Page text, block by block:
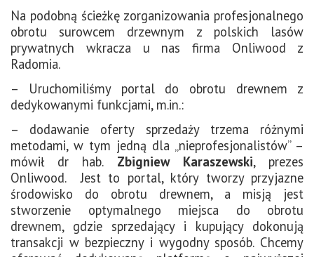
Na podobną ścieżkę zorganizowania profesjonalnego
obrotu surowcem drzewnym z polskich lasów
prywatnych wkracza u nas firma Onliwood z
Radomia.
– Uruchomiliśmy portal do obrotu drewnem z
dedykowanymi funkcjami, m.in.:
– dodawanie oferty sprzedaży trzema różnymi
metodami, w tym jedną dla „nieprofesjonalistów” –
mówił dr hab. Zbigniew Karaszewski, prezes
Onliwood. Jest to portal, który tworzy przyjazne
środowisko do obrotu drewnem, a misją jest
stworzenie optymalnego miejsca do obrotu
drewnem, gdzie sprzedający i kupujący dokonują
transakcji w bezpieczny i wygodny sposób. Chcemy